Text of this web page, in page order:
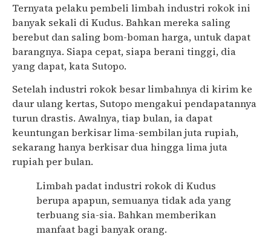
Ternyata pelaku pembeli limbah industri rokok ini
banyak sekali di Kudus. Bahkan mereka saling
berebut dan saling bom-boman harga, untuk dapat
barangnya. Siapa cepat, siapa berani tinggi, dia
yang dapat, kata Sutopo.
Setelah industri rokok besar limbahnya di kirim ke
daur ulang kertas, Sutopo mengakui pendapatannya
turun drastis. Awalnya, tiap bulan, ia dapat
keuntungan berkisar lima-sembilan juta rupiah,
sekarang hanya berkisar dua hingga lima juta
rupiah per bulan.
Limbah padat industri rokok di Kudus
berupa apapun, semuanya tidak ada yang
terbuang sia-sia. Bahkan memberikan
manfaat bagi banyak orang.